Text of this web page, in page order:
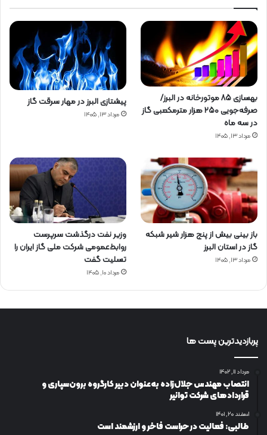
بهسازی ۸۵ موتورخانه در البرز/
صرفه‌جویی ۲۵۰ هزار مترمکعبی گاز
در سه ماه
مرداد ۱۳, ۱۴۰۵
پیشتازی البرز در مهار سرقت گاز
مرداد ۱۳, ۱۴۰۵
باز بینی بیش از پنج هزار شیر شبکه
گاز در استان البرز
مرداد ۱۳, ۱۴۰۵
وزیر نفت درگذشت سرپرست
روابط‌عمومی شرکت ملی گاز ایران را
تسلیت گفت
مرداد ۱۰, ۱۴۰۵
پربازدیدترین پست ها
مرداد ۱۱, ۱۴۰۲
انتصاب مهندس جلال‌زاده به‌عنوان دبیر كارگروه برون‌سپاری و
قراردادهای شركت توانیر
اسفند ۲۰, ۱۴۰۱
طالبی: فعالیت در حراست فاخر و ارزشمند است